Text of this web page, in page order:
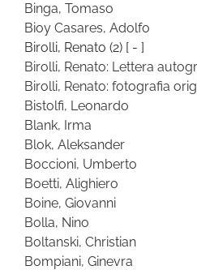
Binga, Tomaso
Bioy Casares, Adolfo
Birolli, Renato (2) [ - ]
Birolli, Renato: Lettera
Birolli, Renato: fotografia
Bistolfi, Leonardo
Blank, Irma
Blok, Aleksander
Boccioni, Umberto
Boetti, Alighiero
Boine, Giovanni
Bolla, Nino
Boltanski, Christian
Bompiani, Ginevra